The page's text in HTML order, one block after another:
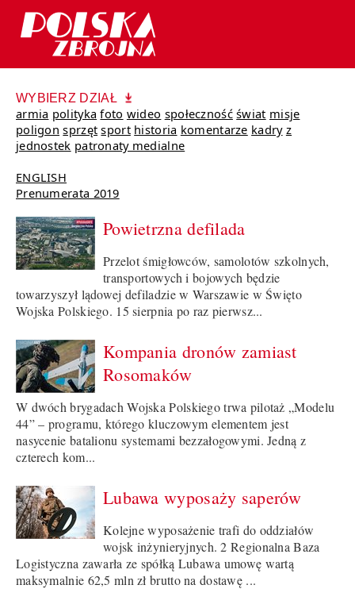
WYBIERZ DZIAŁ
armia polityka foto wideo społeczność świat misje
poligon sprzęt sport historia komentarze kadry z
jednostek patronaty medialne
ENGLISH
Prenumerata 2019
Powietrzna defilada
Przelot śmigłowców, samolotów szkolnych,
transportowych i bojowych będzie
towarzyszył lądowej defiladzie w Warszawie w Święto
Wojska Polskiego. 15 sierpnia po raz pierwsz...
Kompania dronów zamiast
Rosomaków
W dwóch brygadach Wojska Polskiego trwa pilotaż „Modelu
44” – programu, którego kluczowym elementem jest
nasycenie batalionu systemami bezzałogowymi. Jedną z
czterech kom...
Lubawa wyposaży saperów
Kolejne wyposażenie trafi do oddziałów
wojsk inżynieryjnych. 2 Regionalna Baza
Logistyczna zawarła ze spółką Lubawa umowę wartą
maksymalnie 62,5 mln zł brutto na dostawę ...